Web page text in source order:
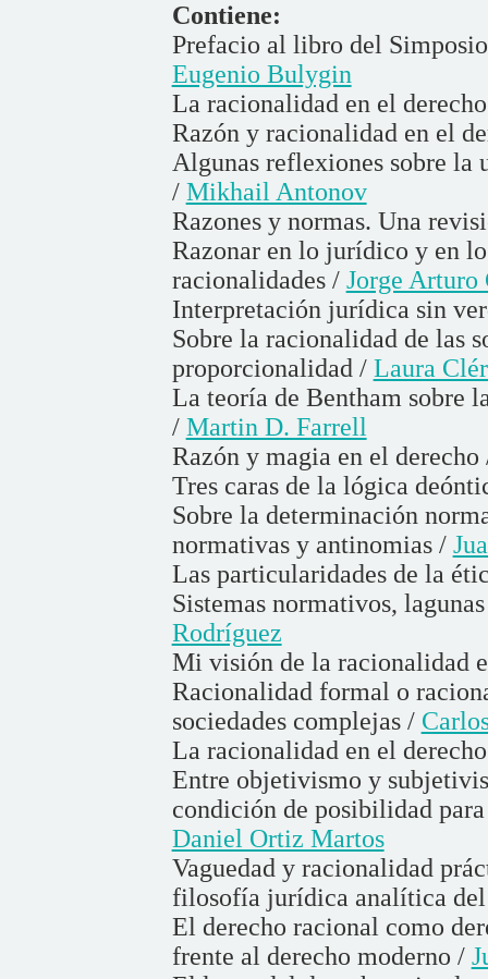
Contiene:
Prefacio al libro del
Eugenio Bulygin
La racionalidad en el
Razón y racionalidad en el
Algunas reflexiones sobre la
/ Mikhail Antonov
Razones y normas. Una
Razonar en lo jurídico y en
racionalidades / Jorge Arturo
Interpretación jurídica sin
Sobre la racionalidad de las
proporcionalidad / Laura
La teoría de Bentham sobre
/ Martin D. Farrell
Razón y magia en el
Tres caras de la lógica
Sobre la determinación
normativas y antinomias /
Las particularidades de la
Sistemas normativos,
Rodríguez
Mi visión de la racionalidad
Racionalidad formal o
sociedades complejas /
La racionalidad en el
Entre objetivismo y
condición de posibilidad
Daniel Ortiz Martos
Vaguedad y racionalidad
filosofía jurídica analítica
El derecho racional como
frente al derecho moderno /